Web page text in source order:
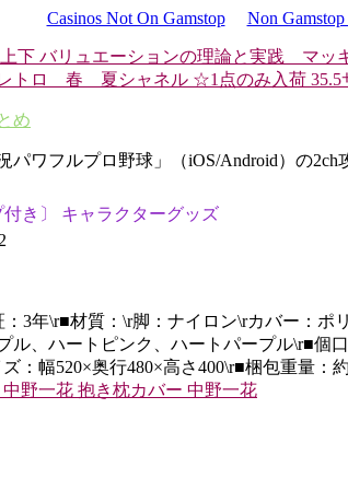
Casinos Not On Gamstop Non Gamstop
下 バリュエーションの理論と実践 マッ
トロ 春 夏シャネル ☆1点のみ入荷 35.5
め
パワフルプロ野球」（iOS/Android）の2ch
き〕 キャラクターグッズ
：3年\r■材質：\r脚：ナイロン\rカバー：
ル、ハートピンク、ハートパープル\r■個
：幅520×奥行480×高さ400\r■梱包重量
野一花 抱き枕カバー 中野一花